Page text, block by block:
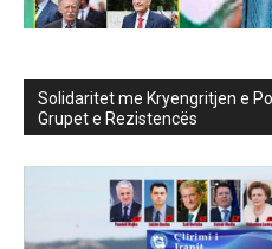
Solidaritet me Kryengritjen e
Grupet e Rezistencës